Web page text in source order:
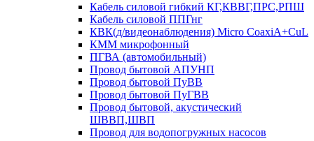
Кабель силовой гибкий КГ,КВВГ,ПРС,РПШ
Кабель силовой ППГнг
КВК(д/видеонаблюдения) Micro CoaxiA+CuL
КММ микрофонный
ПГВА (автомобильный)
Провод бытовой АПУНП
Провод бытовой ПуВВ
Провод бытовой ПуГВВ
Провод бытовой, акустический
ШВВП,ШВП
Провод для водопогружных насосов